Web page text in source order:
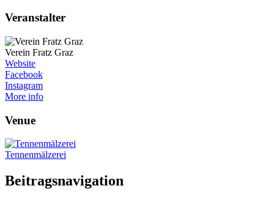
Veranstalter
Verein Fratz Graz
Website
Facebook
Instagram
More info
Venue
Tennenmälzerei
Beitragsnavigation